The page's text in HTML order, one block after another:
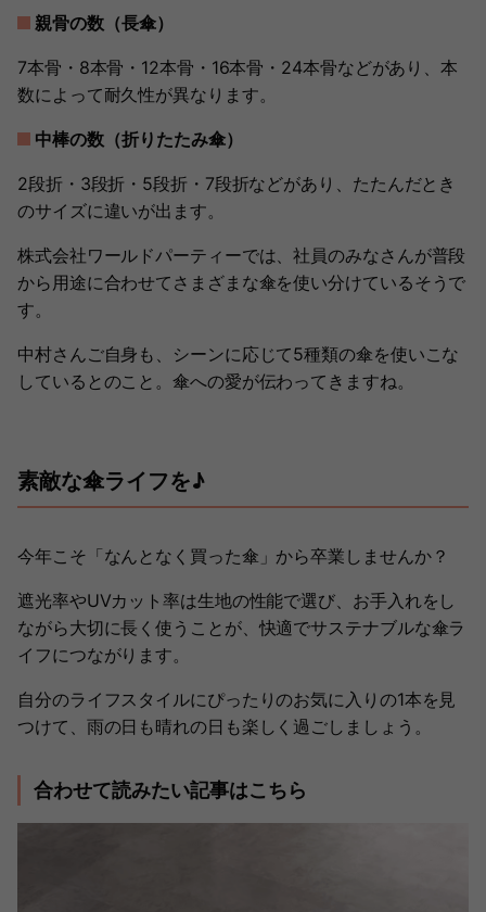
親骨の数（長傘）
7本骨・8本骨・12本骨・16本骨・24本骨などがあり、本
数によって耐久性が異なります。
中棒の数（折りたたみ傘）
2段折・3段折・5段折・7段折などがあり、たたんだとき
のサイズに違いが出ます。
株式会社ワールドパーティーでは、社員のみなさんが普段
から用途に合わせてさまざまな傘を使い分けているそうで
す。
中村さんご自身も、シーンに応じて5種類の傘を使いこな
しているとのこと。傘への愛が伝わってきますね。
素敵な傘ライフを♪
今年こそ「なんとなく買った傘」から卒業しませんか？
遮光率やUVカット率は生地の性能で選び、お手入れをし
ながら大切に長く使うことが、快適でサステナブルな傘ラ
イフにつながります。
自分のライフスタイルにぴったりのお気に入りの1本を見
つけて、雨の日も晴れの日も楽しく過ごしましょう。
合わせて読みたい記事はこちら